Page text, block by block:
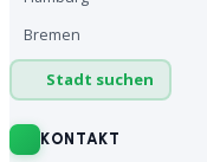
Bremen
Stadt suchen
KONTAKT